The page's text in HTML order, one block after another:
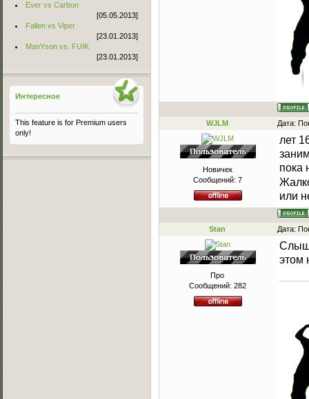
WJLM Дата:
Новичек
Сообщений: 7
лет
пока
или
Stan Дата:
Про
Сообщений: 282
Слыш,
этом
Ever vs Carbon
[05.05.2013]
Fallen vs Viper
[23.01.2013]
ManYson vs. FUIK
[23.01.2013]
Интересное
This feature is for Premium users
only!